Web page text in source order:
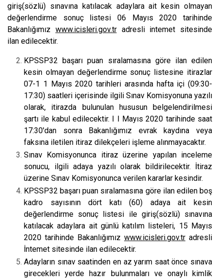
giriş(sözlü) sınavına katılacak adaylara ait kesin olmayan
değerlendirme sonuç listesi 06 Mayıs 2020 tarihinde
Bakanlığımız www.icisleri.gov.tradresli intemet sitesinde
ilan edilecektir.
KPSSP32 başarı puan sıralamasına göre ilan edilen
kesin olmayan değerlendirme sonuç listesine itirazlar
07-1 1 Mayıs 2020 tarihleri arasında hafta içi (09:30-
17:30) saatleri içerisinde ilgili Sınav Komisyonuna yazılı
olarak, itirazda bulunulan hususun belgelendirilmesi
şartı ile kabul edilecektir. I I Mayıs 2020 tarihinde saat
17:30'dan sonra Bakanlığımız evrak kaydına veya
faksına iletilen itiraz dilekçeleri işleme alınmayacaktır.
Sınav Komisyonunca itiraz üzerine yapılan inceleme
sonucu, ilgili adaya yazılı olarak bildirilecektir. İtiraz
üzerine Sınav Komisyonunca verilen kararlar kesindir.
KPSSP32 başarı puan sıralamasına göre ilan edilen boş
kadro sayısının dört katı (60) adaya ait kesin
değerlendirme sonuç listesi ile giriş(sözlü) sınavına
katılacak adaylara ait günlü katılım listeleri, 15 Mayıs
2020 tarihinde Bakanlığımız www.icisleri.gov.tr adresli
İntemet sitesinde ilan edilecektir.
Adayların sınav saatinden en az yarım saat önce sınava
girecekleri yerde hazır bulunmaları ve onaylı kimlik